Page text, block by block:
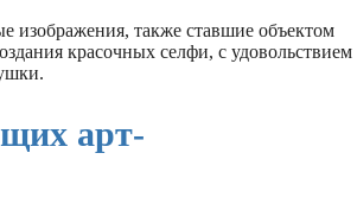
изображения, также ставшие объектом
красочных селфи, с удовольствием
арт-